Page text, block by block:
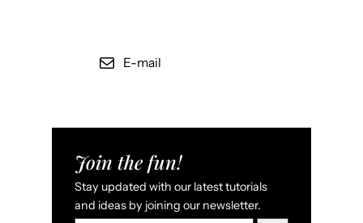
E-mail
Join the fun!
Stay updated with our latest tutorials
and ideas by joining our newsletter.